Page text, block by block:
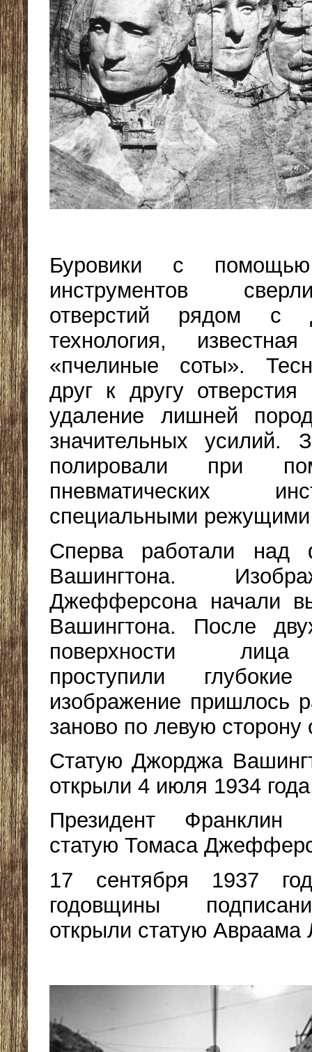
Буровики с помощью
инструментов
отверстий рядом
технология,
«пчелиные соты».
друг к другу отверстия
удаление лишней
значительных усилий.
полировали при
пневматических
специальными
Сперва работали над
Вашингтона.
Джефферсона начали
Вашингтона. После
поверхности
проступили
изображение пришлось
заново по левую сторону
Статую Джорджа
открыли 4 июля 1934
Президент Франклин
статую Томаса
17 сентября 1937
годовщины
открыли статую Авраама